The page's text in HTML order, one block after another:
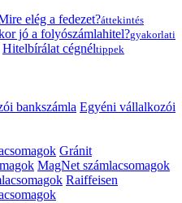
elég a fedezet?áttekintés
jó a folyószámlahitel?gyakorlati
Hitelbírálat cégnéltippek
bankszámla Egyéni vállalkozói
Gránit
MagNet számlacsomagok
Raiffeisen